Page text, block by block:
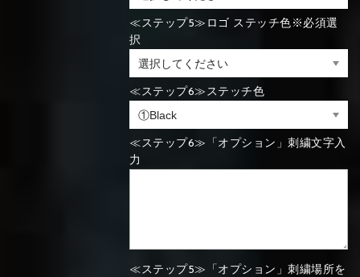
⑭Caramel ⑮Wine red
⑭Caramel
⑭Pink
⑭Pink ⑮Rose pink
≪ステップ5≫ロゴ ステッチ色※必須選
択
≪ステップ6≫ステッチ色
≪ステップ6≫「オプション」刺繍文字入
力
≪ステップ5≫「オプション」刺繍場所を